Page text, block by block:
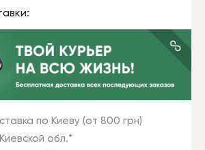
по Киеву (от 800 грн)
обл.*